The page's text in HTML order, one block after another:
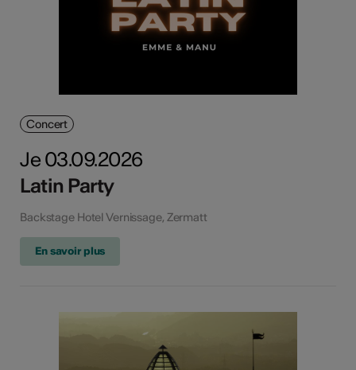
Concert
Je 03.09.2026
Latin Party
Backstage Hotel Vernissage, Zermatt
En savoir plus